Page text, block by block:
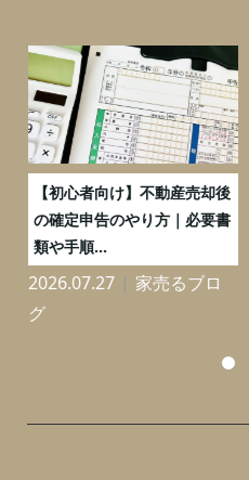
【初心者向け】不動産売却後
の確定申告のやり方｜必要書
類や手順...
2026.07.27
家売るブロ
グ